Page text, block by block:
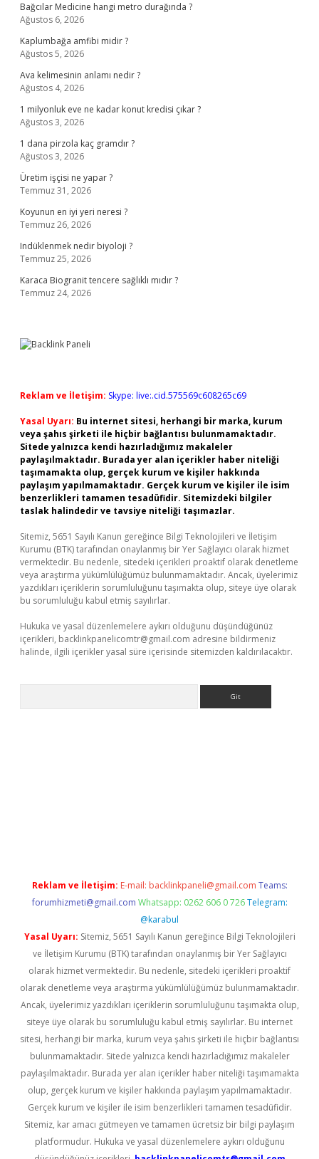
Bağcılar Medicine hangi metro durağında ?
Ağustos 6, 2026
Kaplumbağa amfibi midir ?
Ağustos 5, 2026
Ava kelimesinin anlamı nedir ?
Ağustos 4, 2026
1 milyonluk eve ne kadar konut kredisi çıkar ?
Ağustos 3, 2026
1 dana pirzola kaç gramdır ?
Ağustos 3, 2026
Üretim işçisi ne yapar ?
Temmuz 31, 2026
Koyunun en iyi yeri neresi ?
Temmuz 26, 2026
Indüklenmek nedir biyoloji ?
Temmuz 25, 2026
Karaca Biogranit tencere sağlıklı mıdır ?
Temmuz 24, 2026
Reklam ve İletişim: Skype: live:.cid.575569c608265c69
Yasal Uyarı: Bu internet sitesi, herhangi bir marka, kurum
veya şahıs şirketi ile hiçbir bağlantısı bulunmamaktadır.
Sitede yalnızca kendi hazırladığımız makaleler
paylaşılmaktadır. Burada yer alan içerikler haber niteliği
taşımamakta olup, gerçek kurum ve kişiler hakkında
paylaşım yapılmamaktadır. Gerçek kurum ve kişiler ile isim
benzerlikleri tamamen tesadüfidir. Sitemizdeki bilgiler
taslak halindedir ve tavsiye niteliği taşımazlar.
Sitemiz, 5651 Sayılı Kanun gereğince Bilgi Teknolojileri ve İletişim
Kurumu (BTK) tarafından onaylanmış bir Yer Sağlayıcı olarak hizmet
vermektedir. Bu nedenle, sitedeki içerikleri proaktif olarak denetleme
veya araştırma yükümlülüğümüz bulunmamaktadır. Ancak, üyelerimiz
yazdıkları içeriklerin sorumluluğunu taşımakta olup, siteye üye olarak
bu sorumluluğu kabul etmiş sayılırlar.
Hukuka ve yasal düzenlemelere aykırı olduğunu düşündüğünüz
içerikleri, backlinkpanelicomtr@gmail.com adresine bildirmeniz
halinde, ilgili içerikler yasal süre içerisinde sitemizden kaldırılacaktır.
Reklam ve İletişim: E-mail: backlinkpaneli@gmail.com Teams:
forumhizmeti@gmail.com Whatsapp: 0262 606 0 726 Telegram:
@karabul
Yasal Uyarı: Sitemiz, 5651 Sayılı Kanun gereğince Bilgi Teknolojileri
ve İletişim Kurumu (BTK) tarafından onaylanmış bir Yer Sağlayıcı
olarak hizmet vermektedir. Bu nedenle, sitedeki içerikleri proaktif
olarak denetleme veya araştırma yükümlülüğümüz bulunmamaktadır.
Ancak, üyelerimiz yazdıkları içeriklerin sorumluluğunu taşımakta olup,
siteye üye olarak bu sorumluluğu kabul etmiş sayılırlar. Bu internet
sitesi, herhangi bir marka, kurum veya şahıs şirketi ile hiçbir bağlantısı
bulunmamaktadır. Sitede yalnızca kendi hazırladığımız makaleler
paylaşılmaktadır. Burada yer alan içerikler haber niteliği taşımamakta
olup, gerçek kurum ve kişiler hakkında paylaşım yapılmamaktadır.
Gerçek kurum ve kişiler ile isim benzerlikleri tamamen tesadüfidir.
Sitemiz, kar amacı gütmeyen ve tamamen ücretsiz bir bilgi paylaşım
platformudur. Hukuka ve yasal düzenlemelere aykırı olduğunu